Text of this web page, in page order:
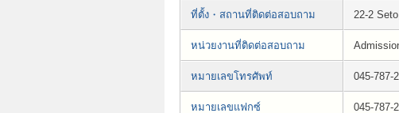
ที่ตั้ง・สถานที่ติดต่อสอบถาม 22-2
หน่วยงานที่ติดต่อสอบถาม
หมายเลขโทรศัพท์ 045-787-
หมายเลขแฟกซ์ 045-787-